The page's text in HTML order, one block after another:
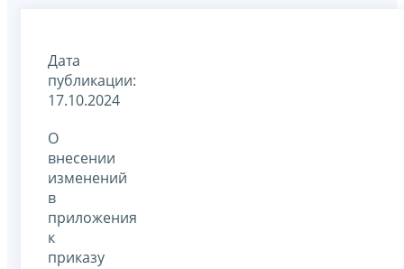
Дата
публикации:
17.10.2024
О
внесении
изменений
в
приложения
к
приказу